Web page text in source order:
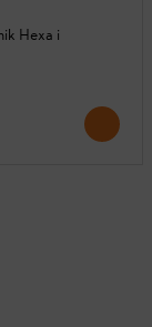
Hexa i